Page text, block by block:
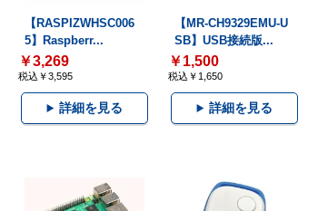
【RASPIZWHSC006
5】Raspberr...
￥3,269
税込￥3,595
詳細を見る
【MR-CH9329EMU-U
SB】USB接続版...
￥1,500
税込￥1,650
詳細を見る